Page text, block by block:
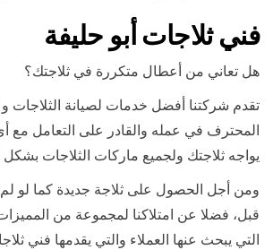
فني ثلاجات أبو حليفة
هل تعاني من أعطال متكررة في ثلاجتك؟
تقدم شركتنا أفضل خدمات لصيانة الثلاجات و
المحترف في عمله والقادر على التعامل
يواجه ثلاجتك ولجميع ماركات الثلاجات بشكل
ومن أجل الحصول على ثلاجة جديدة كما لو لم
قبل، فضلا عن امتلاكنا لمجموعة من
التي يبحث عنها العملاء والتي يقدمها فني